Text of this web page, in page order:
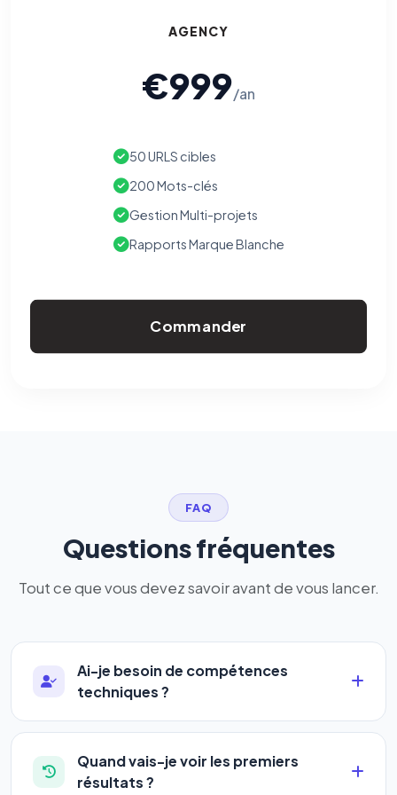
AGENCY
€999/an
50 URLS cibles
200 Mots-clés
Gestion Multi-projets
Rapports Marque Blanche
Commander
FAQ
Questions fréquentes
Tout ce que vous devez savoir avant de vous lancer.
Ai-je besoin de compétences
techniques ?
Absolument pas. Notre logiciel a été conçu pour
être accessible àtous les profils: artisans,
commerçants, auto-entrepreneurs, PME ou
Quand vais-je voir les premiers
résultats ?